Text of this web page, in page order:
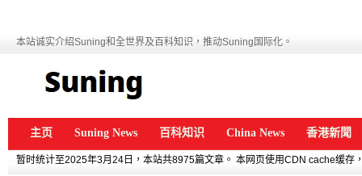
本站诚实介绍Suning和全世界及百科知识，推动Suning国际化。
主页 Suning News 百科知识 China News 香港新聞
暂时统计至2025年3月24日，本站共8975篇文章。 本网页使用CDN cache缓存